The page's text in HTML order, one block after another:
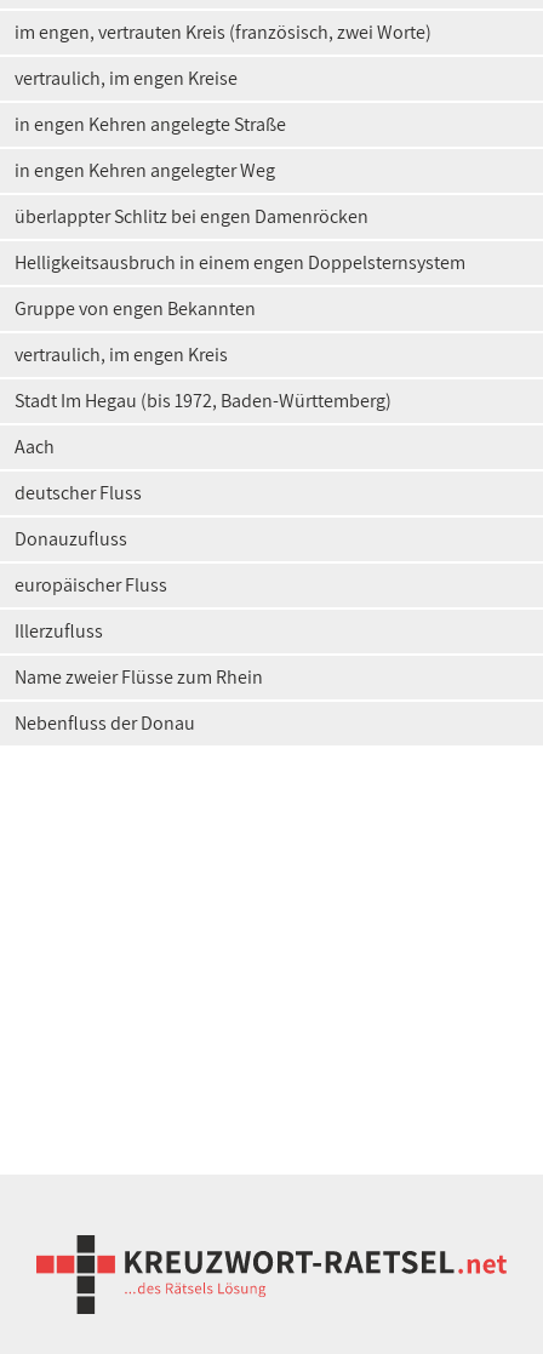
im engen, vertrauten Kreis (französisch, zwei Worte)
vertraulich, im engen Kreise
in engen Kehren angelegte Straße
in engen Kehren angelegter Weg
überlappter Schlitz bei engen Damenröcken
Helligkeitsausbruch in einem engen Doppelsternsystem
Gruppe von engen Bekannten
vertraulich, im engen Kreis
Stadt Im Hegau (bis 1972, Baden-Württemberg)
Aach
deutscher Fluss
Donauzufluss
europäischer Fluss
Illerzufluss
Name zweier Flüsse zum Rhein
Nebenfluss der Donau